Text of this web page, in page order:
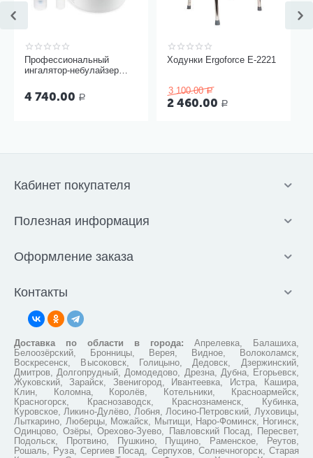
Профессиональный
ингалятор-небулайзер
4 740.00 Р
Ходунки Ergoforce Е-2221
3 100.00 Р
2 460.00 Р
Кабинет покупателя
Полезная информация
Оформление заказа
Контакты
Доставка по области в города: Апрелевка, Балашиха,
Белоозёрский, Бронницы, Верея, Видное, Волоколамск,
Воскресенск, Высоковск, Голицыно, Дедовск, Дзержинский,
Дмитров, Долгопрудный, Домодедово, Дрезна, Дубна, Егорьевск,
Жуковский, Зарайск, Звенигород, Ивантеевка, Истра, Кашира,
Клин, Коломна, Королёв, Котельники, Красноармейск,
Красногорск, Краснозаводск, Краснознаменск, Кубинка,
Куровское, Ликино-Дулёво, Лобня, Лосино-Петровский, Луховицы,
Лыткарино, Люберцы, Можайск, Мытищи, Наро-Фоминск, Ногинск,
Одинцово, Озёры, Орехово-Зуево, Павловский Посад, Пересвет,
Подольск, Протвино, Пушкино, Пущино, Раменское, Реутов,
Рошаль, Руза, Сергиев Посад, Серпухов, Солнечногорск, Старая